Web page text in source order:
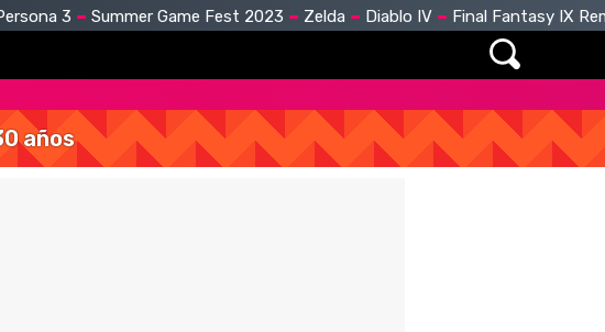
3 Summer Game Fest 2023 Zelda Diablo IV Final Fantasy IX
años